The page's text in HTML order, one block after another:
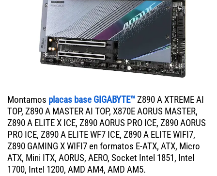
Montamos placas base GIGABYTE™Z890 A XTREME AI
TOP, Z890 A MASTER AI TOP, X870E AORUS MASTER,
Z890 A ELITE X ICE, Z890 AORUS PRO ICE, Z890 AORUS
PRO ICE, Z890 A ELITE WF7 ICE, Z890 A ELITE WIFI7,
Z890 GAMING X WIFI7 en formatos E-ATX, ATX, Micro
ATX, Mini ITX, AORUS, AERO, Socket Intel 1851, Intel
1700, Intel 1200, AMD AM4, AMD AM5.